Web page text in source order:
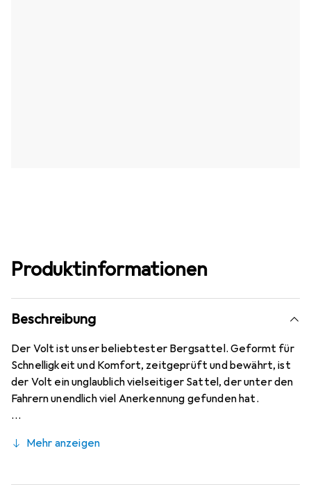
Produktinformationen
Beschreibung
Der Volt ist unser beliebtester Bergsattel. Geformt für
Schnelligkeit und Komfort, zeitgeprüft und bewährt, ist
der Volt ein unglaublich vielseitiger Sattel, der unter den
Fahrern unendlich viel Anerkennung gefunden hat.
Mehr anzeigen